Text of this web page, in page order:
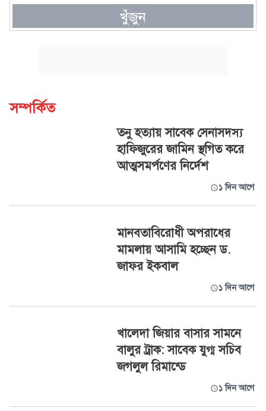
খুঁজুন
সম্পর্কিত
তনু হত্যায় সাবেক সেনাসদস্য
হাফিজুরের জামিন স্থগিত করে
আত্মসমর্পণের নির্দেশ
১ দিন আগে
মানবতাবিরোধী অপরাধের
মামলায় আসামি হচ্ছেন ড.
জাফর ইকবাল
১ দিন আগে
খালেদা জিয়ার বাসার সামনে
বালুর ট্রাক: সাবেক যুগ্ম সচিব
জগলুল রিমান্ডে
১ দিন আগে